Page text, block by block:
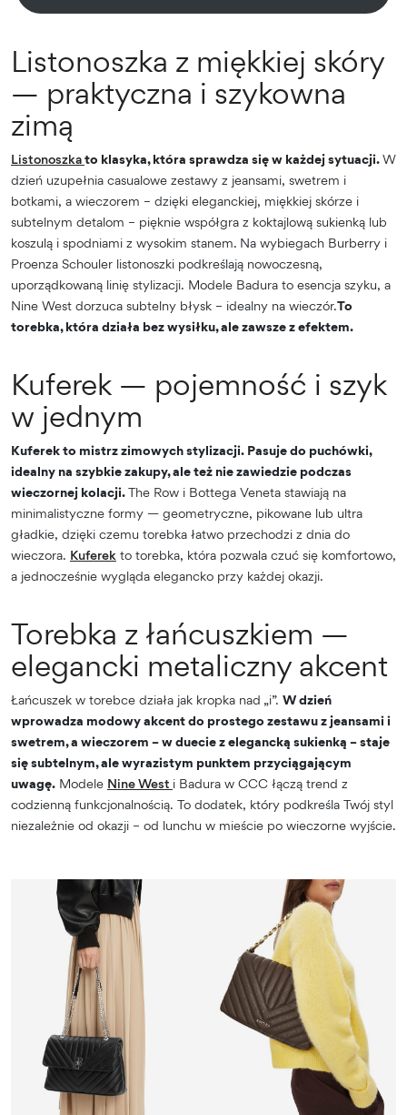
Listonoszka z miękkiej skóry
— praktyczna i szykowna
zimą
Listonoszkato klasyka, która sprawdza się w każdej sytuacji.W
dzień uzupełnia casualowe zestawy z jeansami, swetrem i
botkami, a wieczorem – dzięki eleganckiej, miękkiej skórze i
subtelnym detalom – pięknie współgra z koktajlową sukienką lub
koszulą i spodniami z wysokim stanem. Na wybiegach Burberry i
Proenza Schouler listonoszki podkreślają nowoczesną,
uporządkowaną linię stylizacji. Modele Badura to esencja szyku, a
Nine West dorzuca subtelny błysk – idealny na wieczór.To
torebka, która działa bez wysiłku, ale zawsze z efektem.
Kuferek — pojemność i szyk
w jednym
Kuferek to mistrz zimowych stylizacji. Pasuje do puchówki,
idealny na szybkie zakupy, ale też nie zawiedzie podczas
wieczornej kolacji.The Row i Bottega Veneta stawiają na
minimalistyczne formy — geometryczne, pikowane lub ultra
gładkie, dzięki czemu torebka łatwo przechodzi z dnia do
wieczora. Kuferek to torebka, która pozwala czuć się komfortowo,
a jednocześnie wygląda elegancko przy każdej okazji.
Torebka z łańcuszkiem —
elegancki metaliczny akcent
Łańcuszek w torebce działa jak kropka nad „i”. W dzień
wprowadza modowy akcent do prostego zestawu z jeansami i
swetrem, a wieczorem – w duecie z elegancką sukienką – staje
się subtelnym, ale wyrazistym punktem przyciągającym
uwagę. Modele Nine West i Badura w CCC łączą trend z
codzienną funkcjonalnością. To dodatek, który podkreśla Twój styl
niezależnie od okazji – od lunchu w mieście po wieczorne wyjście.